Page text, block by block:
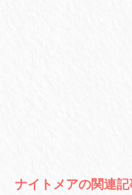
ナイトメアの関連記